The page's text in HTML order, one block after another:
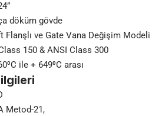
döküm gövde
ve Gate Vana Değişim Modeli
150 & ANSI Class 300
ile + 649⁰C arası
Metod-21,